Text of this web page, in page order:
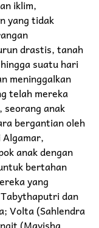
iklim,
yang tidak
drastis, tanah
suatu hari
meninggalkan
telah mereka
anak
bergantian oleh
Algamar,
anak dengan
bertahan
yang
dan
Volta (Sahlendra